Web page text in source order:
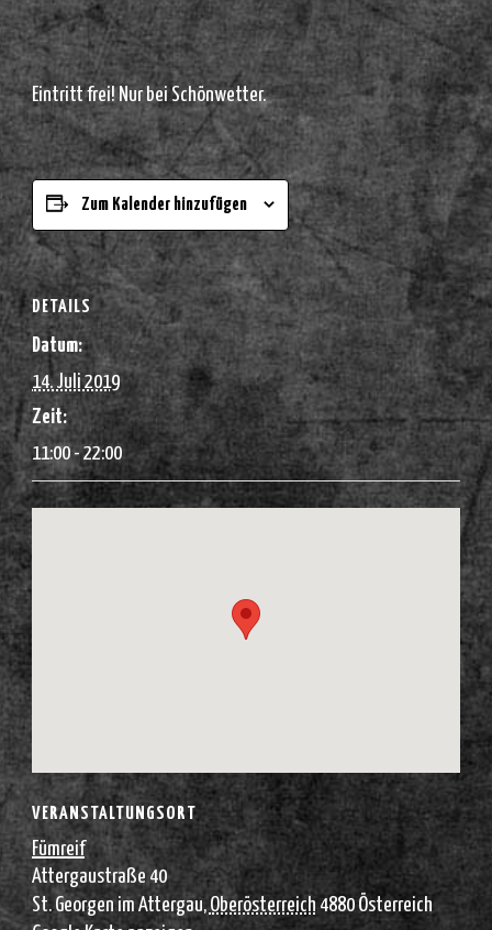
Eintritt frei! Nur bei Schönwetter.
Zum Kalender hinzufügen
DETAILS
Datum:
14. Juli 2019
Zeit:
11:00 - 22:00
VERANSTALTUNGSORT
Fümreif
Attergaustraße 40
St. Georgen im Attergau, Oberösterreich 4880 Österreich